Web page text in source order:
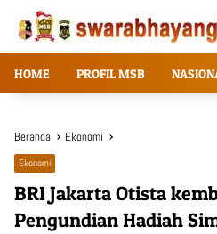
Langsung
konten
HOME PROFIL MSB
Beranda Ekonomi
Ekonomi
BRI Jakarta Otista
Pengundian Hadiah